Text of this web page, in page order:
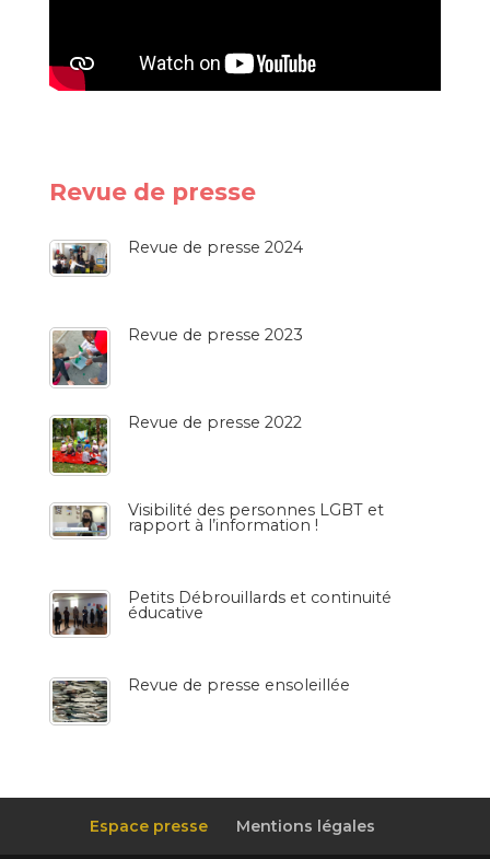
Revue de presse
Revue de presse 2024
Revue de presse 2023
Revue de presse 2022
Visibilité des personnes LGBT et
rapport à l’information !
Petits Débrouillards et continuité
éducative
Revue de presse ensoleillée
Espace presse Mentions légales